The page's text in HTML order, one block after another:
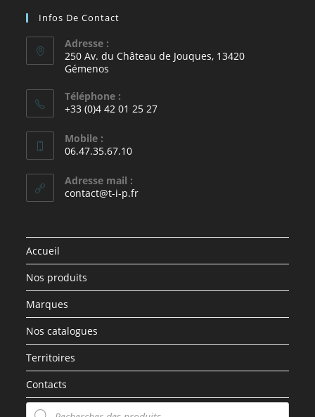
Infos De Contact
Adresse :
250 Av. du Château de Jouques, 13420
Gémenos
Téléphone :
+33 (0)4 42 01 25 27
Mobile :
06.47.35.67.10
Adresse mail :
contact@t-i-p.fr
Accueil
Nos produits
Marques
Nos catalogues
Territoires
Contacts
Recherche